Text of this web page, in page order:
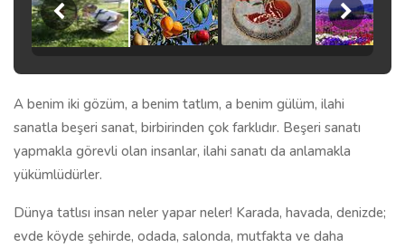
A benim iki gözüm, a benim tatlım, a benim gülüm, ilahi
sanatla beşeri sanat, birbirinden çok farklıdır. Beşeri sanatı
yapmakla görevli olan insanlar, ilahi sanatı da anlamakla
yükümlüdürler.
Dünya tatlısı insan neler yapar neler! Karada, havada, denizde;
evde köyde şehirde, odada, salonda, mutfakta ve daha